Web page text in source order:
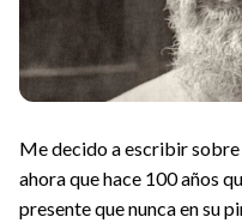
Me decido a escribir
ahora que hace 100 años
presente que nunca en su